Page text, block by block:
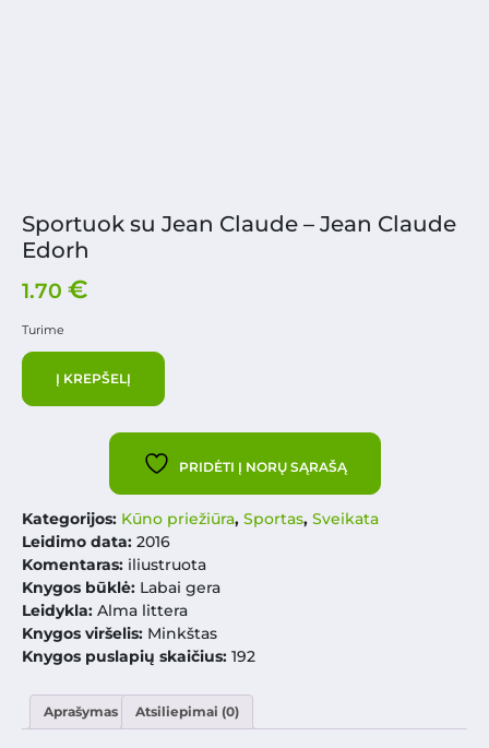
Sportuok su Jean Claude – Jean Claude
Edorh
1.70 €
Turime
Į KREPŠELĮ
PRIDĖTI Į NORŲ SĄRAŠĄ
Kategorijos: Kūno priežiūra, Sportas, Sveikata
Leidimo data: 2016
Komentaras: iliustruota
Knygos būklė: Labai gera
Leidykla: Alma littera
Knygos viršelis: Minkštas
Knygos puslapių skaičius: 192
Aprašymas Atsiliepimai (0)